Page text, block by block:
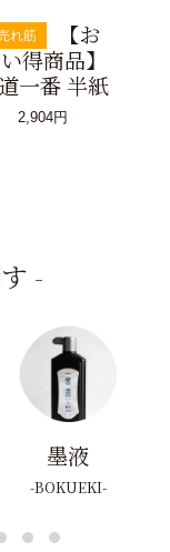
れ筋
【お
得商品】
一番 半紙
2,904円
墨液
BOKUEKI